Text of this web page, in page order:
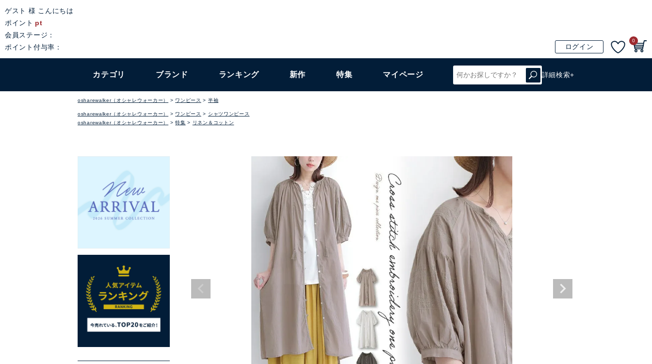
ゲスト 様 こんにちは
ポイント pt
会員ステージ：
ポイント付与率：
ログイン
0
カテゴリ ブランド ランキング 新作 特集 マイページ 詳細検索+
osharewalker（オシャレウォーカー） ワンピース 半袖
osharewalker（オシャレウォーカー） ワンピース
シャツワンピース
osharewalker（オシャレウォーカー）
特集 リネン＆コットン